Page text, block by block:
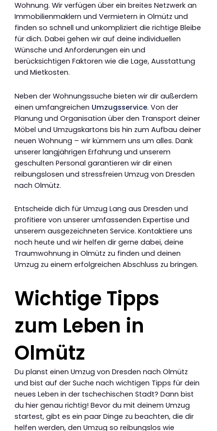
Wohnung. Wir verfügen über ein breites Netzwerk an
Immobilienmaklern und Vermietern in Olmütz und
finden so schnell und unkompliziert die richtige Bleibe
für dich. Dabei gehen wir auf deine individuellen
Wünsche und Anforderungen ein und
berücksichtigen Faktoren wie die Lage, Ausstattung
und Mietkosten.
Neben der Wohnungssuche bieten wir dir außerdem
einen umfangreichen Umzugsservice. Von der
Planung und Organisation über den Transport deiner
Möbel und Umzugskartons bis hin zum Aufbau deiner
neuen Wohnung – wir kümmern uns um alles. Dank
unserer langjährigen Erfahrung und unserem
geschulten Personal garantieren wir dir einen
reibungslosen und stressfreien Umzug von Dresden
nach Olmütz.
Entscheide dich für Umzug Lang aus Dresden und
profitiere von unserer umfassenden Expertise und
unserem ausgezeichneten Service. Kontaktiere uns
noch heute und wir helfen dir gerne dabei, deine
Traumwohnung in Olmütz zu finden und deinen
Umzug zu einem erfolgreichen Abschluss zu bringen.
Wichtige Tipps
zum Leben in
Olmütz
Du planst einen Umzug von Dresden nach Olmütz
und bist auf der Suche nach wichtigen Tipps für dein
neues Leben in der tschechischen Stadt? Dann bist
du hier genau richtig! Bevor du mit deinem Umzug
startest, gibt es ein paar Dinge zu beachten, die dir
helfen werden, den Umzug so reibungslos wie